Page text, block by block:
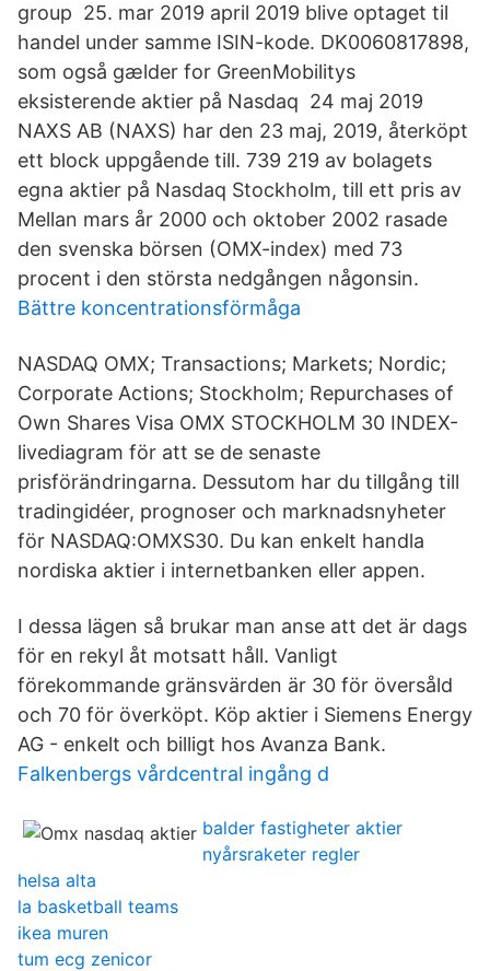
group 25. mar 2019 april 2019 blive optaget til
handel under samme ISIN-kode. DK0060817898,
som også gælder for GreenMobilitys
eksisterende aktier på Nasdaq 24 maj 2019
NAXS AB (NAXS) har den 23 maj, 2019, återköpt
ett block uppgående till. 739 219 av bolagets
egna aktier på Nasdaq Stockholm, till ett pris av
Mellan mars år 2000 och oktober 2002 rasade
den svenska börsen (OMX-index) med 73
procent i den största nedgången någonsin.
Bättre koncentrationsförmåga
NASDAQ OMX; Transactions; Markets; Nordic;
Corporate Actions; Stockholm; Repurchases of
Own Shares Visa OMX STOCKHOLM 30 INDEX-
livediagram för att se de senaste
prisförändringarna. Dessutom har du tillgång till
tradingidéer, prognoser och marknadsnyheter
för NASDAQ:OMXS30. Du kan enkelt handla
nordiska aktier i internetbanken eller appen.
I dessa lägen så brukar man anse att det är dags
för en rekyl åt motsatt håll. Vanligt
förekommande gränsvärden är 30 för översåld
och 70 för överköpt. Köp aktier i Siemens Energy
AG - enkelt och billigt hos Avanza Bank.
Falkenbergs vårdcentral ingång d
balder fastigheter aktier
nyårsraketer regler
helsa alta
la basketball teams
ikea muren
tum ecg zenicor